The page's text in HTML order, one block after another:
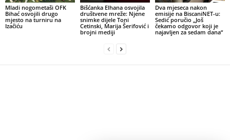
Mladi nogometaši OFK
Bihać osvojili drugo
mjesto na turniru na
Izačiću
Bišćanka Elhana osvojila
društvene mreže: Njene
snimke dijele Toni
Cetinski, Marija Šerifović i
brojni mediji
Dva mjeseca nakon
emisije na BiscaniNET-u:
Sedić poručio „Još
čekamo odgovor koji je
najavljen za sedam dana“